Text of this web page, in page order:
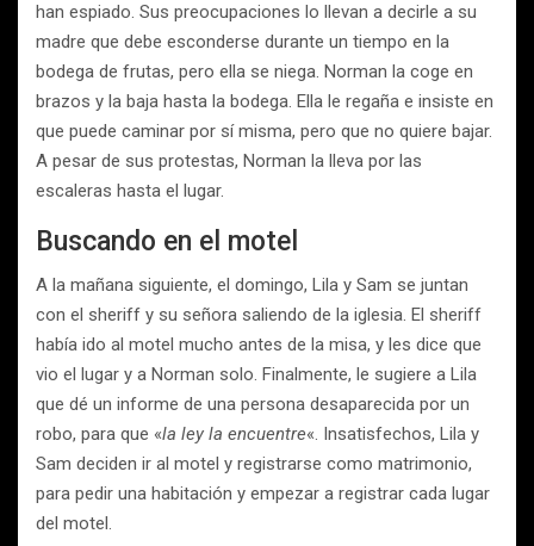
han espiado. Sus preocupaciones lo llevan a decirle a su
madre que debe esconderse durante un tiempo en la
bodega de frutas, pero ella se niega. Norman la coge en
brazos y la baja hasta la bodega. Ella le regaña e insiste en
que puede caminar por sí misma, pero que no quiere bajar.
A pesar de sus protestas, Norman la lleva por las
escaleras hasta el lugar.
Buscando en el motel
A la mañana siguiente, el domingo, Lila y Sam se juntan
con el sheriff y su señora saliendo de la iglesia. El sheriff
había ido al motel mucho antes de la misa, y les dice que
vio el lugar y a Norman solo. Finalmente, le sugiere a Lila
que dé un informe de una persona desaparecida por un
robo, para que «la ley la encuentre«. Insatisfechos, Lila y
Sam deciden ir al motel y registrarse como matrimonio,
para pedir una habitación y empezar a registrar cada lugar
del motel.